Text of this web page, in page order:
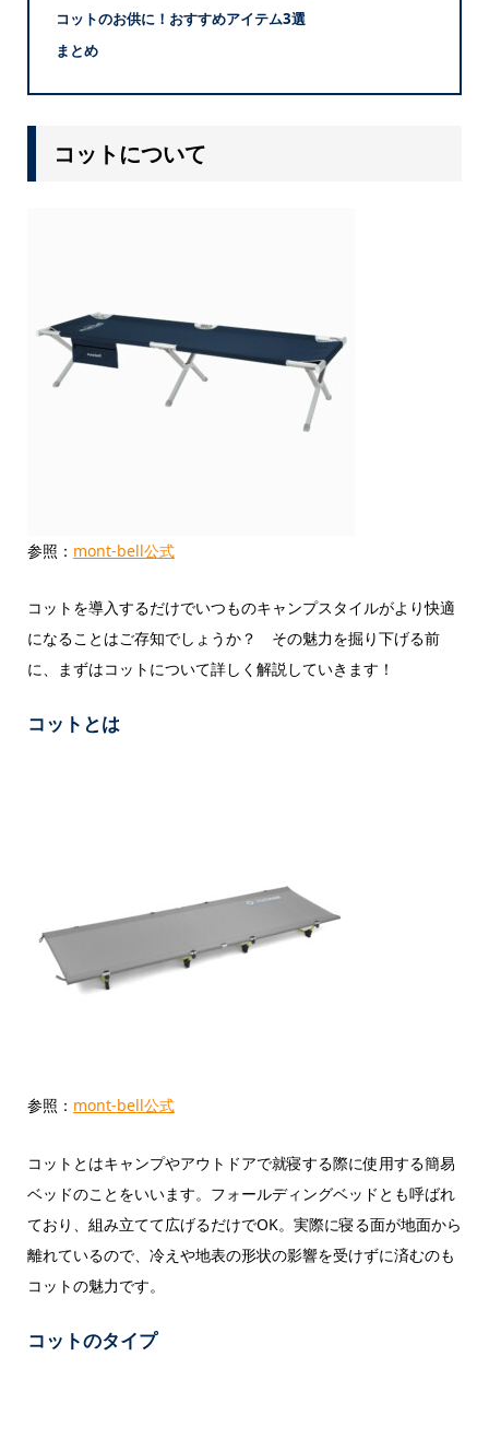
コットのお供に！おすすめアイテム3選
まとめ
コットについて
参照： mont-bell公式
コットを導入するだけでいつものキャンプスタイルがより快適
になることはご存知でしょうか？ その魅力を掘り下げる前
に、まずはコットについて詳しく解説していきます！
コットとは
参照： mont-bell公式
コットとはキャンプやアウトドアで就寝する際に使用する簡易
ベッドのことをいいます。フォールディングベッドとも呼ばれ
ており、組み立てて広げるだけでOK。実際に寝る面が地面から
離れているので、冷えや地表の形状の影響を受けずに済むのも
コットの魅力です。
コットのタイプ